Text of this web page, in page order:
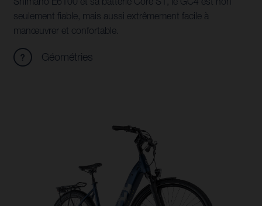
seulement fiable, mais aussi extrêmement facile à
manœuvrer et confortable.
Géométries